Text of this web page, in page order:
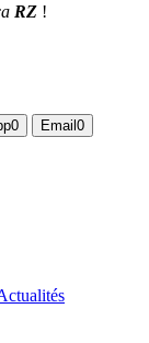
RZ !
0 Email 0